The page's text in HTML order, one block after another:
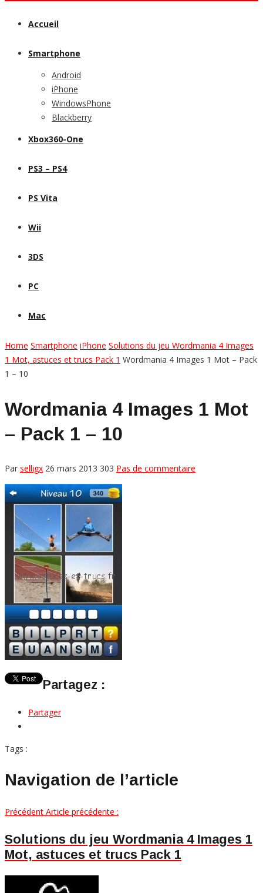
Accueil
Smartphone
Android
iPhone
WindowsPhone
Blackberry
Xbox360-One
PS3 – PS4
PS Vita
Wii
3DS
PC
Mac
Home Smartphone iPhone Solutions du jeu Wordmania 4 Images
1 Mot, astuces et trucs Pack 1 Wordmania 4 Images 1 Mot – Pack
1 – 10
Wordmania 4 Images 1 Mot
– Pack 1 – 10
Par selligx 26 mars 2013 303 Pas de commentaire
Partagez :
Partager
Tags :
Navigation de l’article
Précédent Article précédente :
Solutions du jeu Wordmania 4 Images 1
Mot, astuces et trucs Pack 1